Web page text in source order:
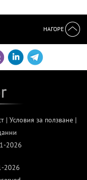
НАГОРЕ
| Условия за ползване|
2026
2026